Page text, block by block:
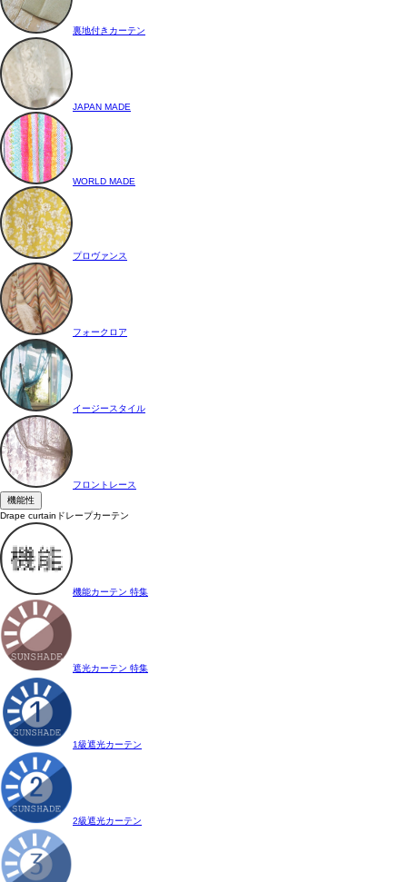
裏地付きカーテン
JAPAN MADE
WORLD MADE
プロヴァンス
フォークロア
イージースタイル
フロントレース
機能性
Drape curtain ドレープカーテン
機能カーテン 特集
遮光カーテン 特集
1級遮光カーテン
2級遮光カーテン